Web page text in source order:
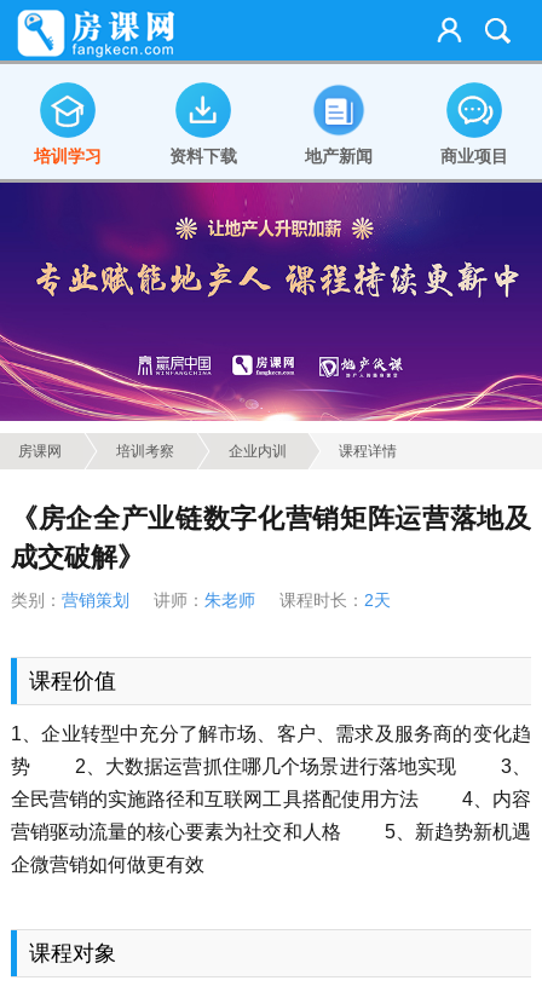
培训学习 资料下载 地产新闻 商业项目
房课网 培训考察 企业内训 课程详情
《房企全产业链数字化营销矩阵运营落地及
成交破解》
类别： 营销策划 讲师： 朱老师课程时长： 2天
课程价值
1、企业转型中充分了解市场、客户、需求及服务商的变化趋
势 2、大数据运营抓住哪几个场景进行落地实现 3、
全民营销的实施路径和互联网工具搭配使用方法 4、内容
营销驱动流量的核心要素为社交和人格 5、新趋势新机遇
企微营销如何做更有效
课程对象